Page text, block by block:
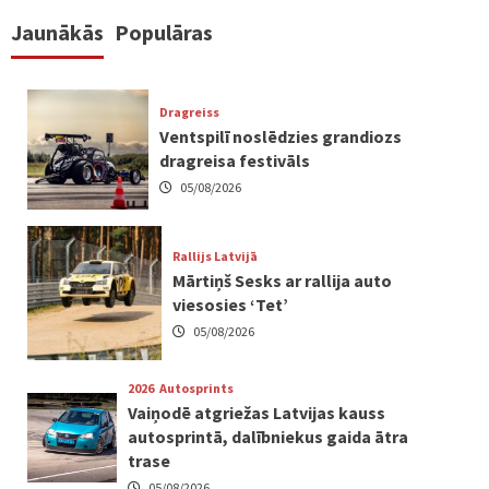
Jaunākās Populāras
Dragreiss
Ventspilī noslēdzies grandiozs
dragreisa festivāls
05/08/2026
Rallijs Latvijā
Mārtiņš Sesks ar rallija auto
viesosies ‘Tet’
05/08/2026
2026 Autosprints
Vaiņodē atgriežas Latvijas kauss
autosprintā, dalībniekus gaida ātra
trase